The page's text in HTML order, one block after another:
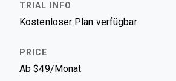
Kostenloser Plan verfügbar
Ab $49/Monat